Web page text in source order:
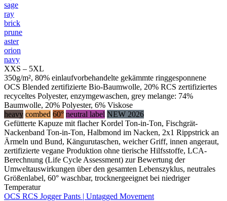
sage
ray
brick
prune
aster
orion
navy
XXS – 5XL
350g/m², 80% einlaufvorbehandelte gekämmte ringgesponnene
OCS Blended zertifizierte Bio-Baumwolle, 20% RCS zertifiziertes
recyceltes Polyester, enzymgewaschen, grey melange: 74%
Baumwolle, 20% Polyester, 6% Viskose
heavy combed 60° neutral label NEW 2026
Gefütterte Kapuze mit flacher Kordel Ton-in-Ton, Fischgrät-
Nackenband Ton-in-Ton, Halbmond im Nacken, 2x1 Rippstrick an
Ärmeln und Bund, Kängurutaschen, weicher Griff, innen angeraut,
zertifizierte vegane Produktion ohne tierische Hilfsstoffe, LCA-
Berechnung (Life Cycle Assessment) zur Bewertung der
Umweltauswirkungen über den gesamten Lebenszyklus, neutrales
Größenlabel, 60° waschbar, trocknergeeignet bei niedriger
Temperatur
OCS RCS Jogger Pants | Untagged Movement